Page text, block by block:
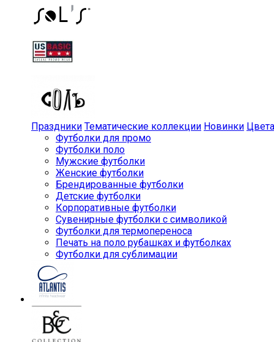
Праздники Тематические коллекции Новинки Цвета
Футболки для промо
Футболки поло
Мужские футболки
Женские футболки
Брендированные футболки
Детские футболки
Корпоративные футболки
Сувенирные футболки с символикой
Футболки для термопереноса
Печать на поло рубашках и футболках
Футболки для сублимации